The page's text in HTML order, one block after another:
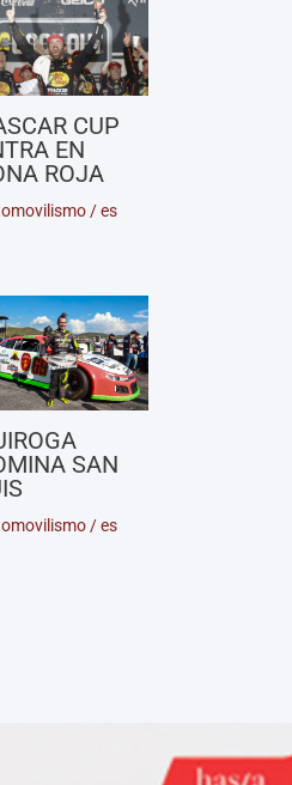
CUP
EN
ROJA
/es
SAN
/es